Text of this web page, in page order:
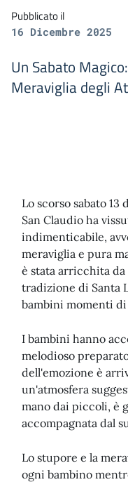
Pubblicato il
16 Dicembre 2025
Un Sabato
Meraviglia degli
Lo scorso sabato
San Claudio ha
indimenticabile,
meraviglia e pura
è stata arricchita da
tradizione di Santa
bambini momenti
I bambini hanno
melodioso
dell'emozione è
un'atmosfera
mano dai piccoli, è
accompagnata dal
Lo stupore e la
ogni bambino